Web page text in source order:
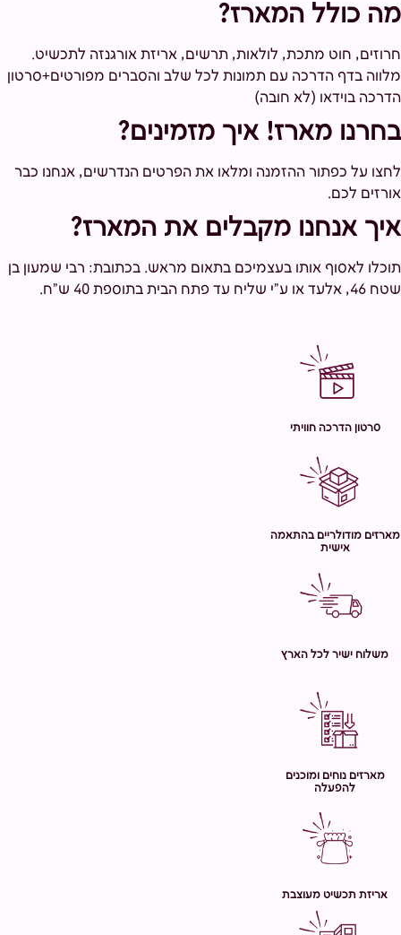
מה כולל המארז?
חרוזים, חוט מתכת, לולאות, תרשים, אריזת אורגנזה לתכשיט.
מלווה בדף הדרכה עם תמונות לכל שלב והסברים מפורטים+סרטון
הדרכה בוידאו (לא חובה)
בחרנו מארז! איך מזמינים?
לחצו על כפתור ההזמנה ומלאו את הפרטים הנדרשים, אנחנו כבר
אורזים לכם.
איך אנחנו מקבלים את המארז?
תוכלו לאסוף אותו בעצמיכם בתאום מראש. בכתובת: רבי שמעון בן
שטח 46, אלעד או ע"י שליח עד פתח הבית בתוספת 40 ש"ח.
סרטון הדרכה חוויתי
מארזים מודולריים בהתאמה
אישית
משלוח ישיר לכל הארץ
מארזים נוחים ומוכנים
להפעלה
אריזת תכשיט מעוצבת